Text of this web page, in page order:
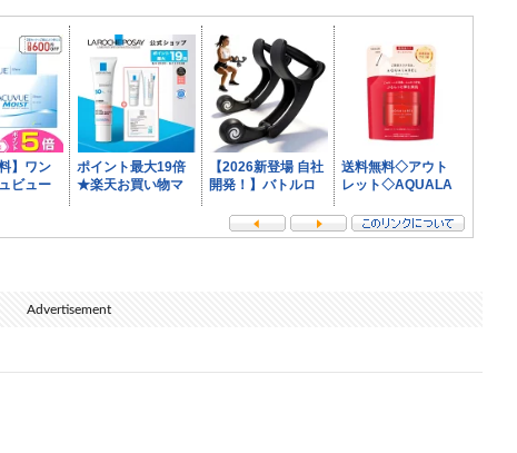
Advertisement